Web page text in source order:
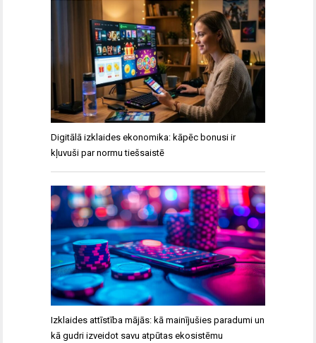
Digitālā izklaides ekonomika: kāpēc bonusi ir
kļuvuši par normu tiešsaistē
Izklaides attīstība mājās: kā mainījušies paradumi un
kā gudri izveidot savu atpūtas ekosistēmu